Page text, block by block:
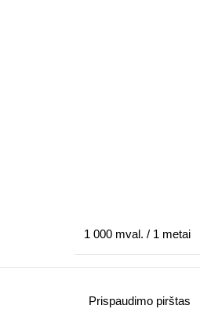
1 000 mval. / 1 metai
Prispaudimo pirštas